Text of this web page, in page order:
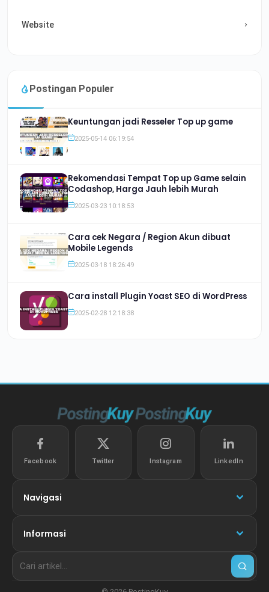
Website
Postingan Populer
Keuntungan jadi Resseler Top up game
2025-05-14 06:19:54
Rekomendasi Tempat Top up Game selain
Codashop, Harga Jauh lebih Murah
2025-03-23 10:18:53
Cara cek Negara / Region Akun dibuat
Mobile Legends
2025-03-18 18:26:49
Cara install Plugin Yoast SEO di WordPress
2025-02-28 12:18:38
Facebook Twitter Instagram LinkedIn
Navigasi
Informasi